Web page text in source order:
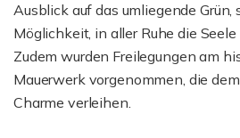
Ausblick auf das umliegende Grün,
Möglichkeit, in aller Ruhe die
Zudem wurden Freilegungen am
Mauerwerk vorgenommen, die
Charme verleihen.